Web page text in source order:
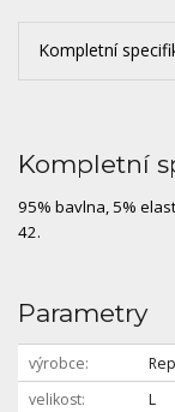
Kompletní
Kompletní
95% bavlna, 5%
42.
Parametry
výrobce
velikost
L